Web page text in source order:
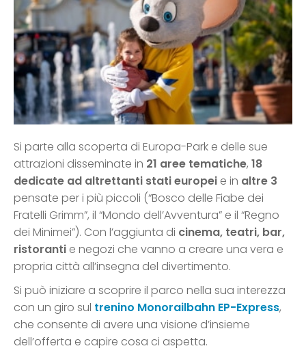
Si parte alla scoperta di Europa-Park e delle sue
attrazioni disseminate in 21 aree tematiche, 18
dedicate ad altrettanti stati europei e in altre 3
pensate per i più piccoli (“Bosco delle Fiabe dei
Fratelli Grimm”, il “Mondo dell’Avventura” e il “Regno
dei Minimei”). Con l’aggiunta di cinema, teatri, bar,
ristoranti e negozi che vanno a creare una vera e
propria città all’insegna del divertimento.
Si può iniziare a scoprire il parco nella sua interezza
con un giro sul trenino Monorailbahn EP-Express,
che consente di avere una visione d’insieme
dell’offerta e capire cosa ci aspetta.